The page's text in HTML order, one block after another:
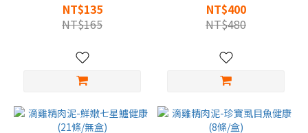
NT$135
NT$165
NT$400
NT$480